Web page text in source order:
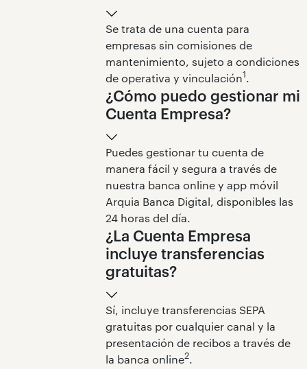
Se trata de una cuenta para
empresas sin comisiones de
mantenimiento, sujeto a condiciones
de operativa y vinculación1.
¿Cómo puedo gestionar mi
Cuenta Empresa?
Puedes gestionar tu cuenta de
manera fácil y segura a través de
nuestra banca online y app móvil
Arquia Banca Digital, disponibles las
24 horas del día.
¿La Cuenta Empresa
incluye transferencias
gratuitas?
Sí, incluye transferencias SEPA
gratuitas por cualquier canal y la
presentación de recibos a través de
la banca online2.